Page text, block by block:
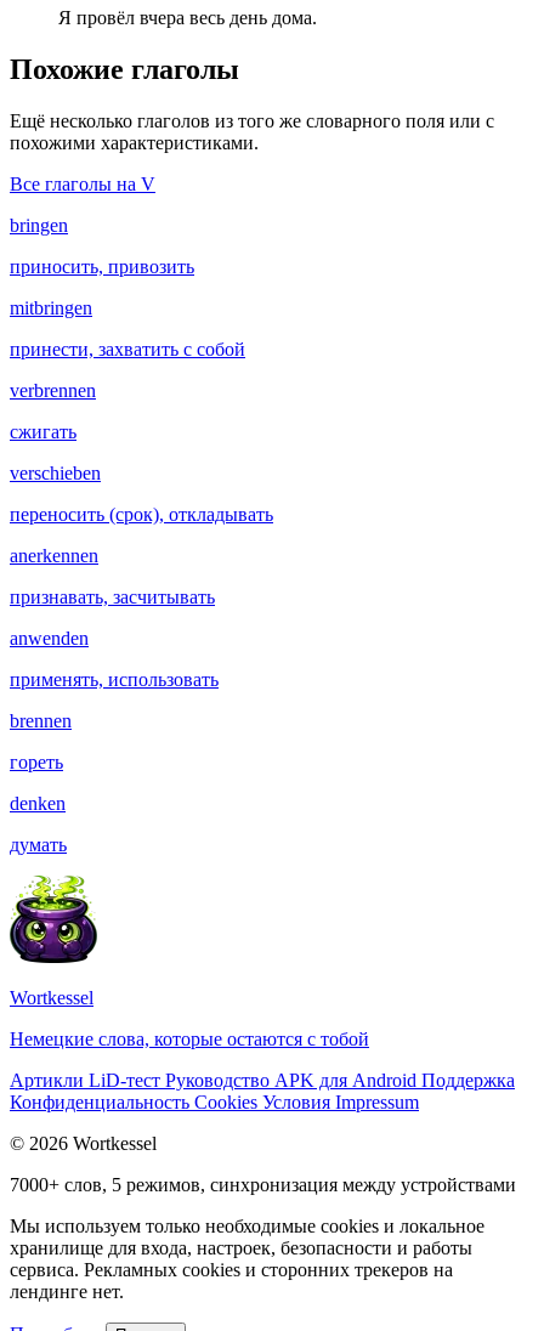
Я провёл вчера весь день дома.
Похожие глаголы
Ещё несколько глаголов из того же словарного поля или с
похожими характеристиками.
Все глаголы на V
bringen
приносить, привозить
mitbringen
принести, захватить с собой
verbrennen
сжигать
verschieben
переносить (срок), откладывать
anerkennen
признавать, засчитывать
anwenden
применять, использовать
brennen
гореть
denken
думать
Wortkessel
Немецкие слова, которые остаются с тобой
Артикли LiD-тест Руководство APK для Android Поддержка
Конфиденциальность Cookies Условия Impressum
© 2026 Wortkessel
7000+ слов, 5 режимов, синхронизация между устройствами
Мы используем только необходимые cookies и локальное
хранилище для входа, настроек, безопасности и работы
сервиса. Рекламных cookies и сторонних трекеров на
лендинге нет.